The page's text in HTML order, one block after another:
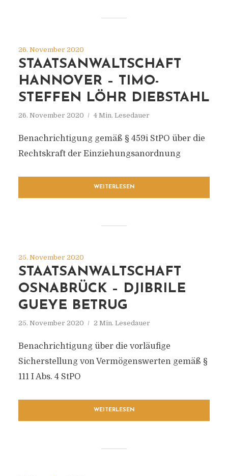
26. November 2020
STAATSANWALTSCHAFT
HANNOVER – TIMO-
STEFFEN LÖHR DIEBSTAHL
26. November 2020 4 Min. Lesedauer
Benachrichtigung gemäß § 459i StPO über die
Rechtskraft der Einziehungsanordnung
WEITERLESEN
25. November 2020
STAATSANWALTSCHAFT
OSNABRÜCK – DJIBRILE
GUEYE BETRUG
25. November 2020 2 Min. Lesedauer
Benachrichtigung über die vorläufige
Sicherstellung von Vermögenswerten gemäß §
111 I Abs. 4 StPO
WEITERLESEN